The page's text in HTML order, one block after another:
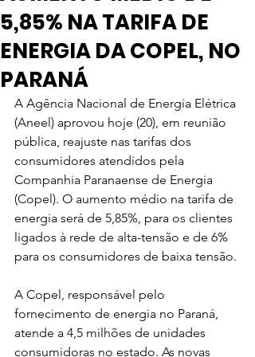
5,85% NA TARIFA DE
ENERGIA DA COPEL, NO
PARANÁ
A Agência Nacional de Energia Elétrica
(Aneel) aprovou hoje (20), em reunião
pública, reajuste nas tarifas dos
consumidores atendidos pela
Companhia Paranaense de Energia
(Copel). O aumento médio na tarifa de
energia será de 5,85%, para os clientes
ligados à rede de alta-tensão e de 6%
para os consumidores de baixa tensão.
A Copel, responsável pelo
fornecimento de energia no Paraná,
atende a 4,5 milhões de unidades
consumidoras no estado. As novas